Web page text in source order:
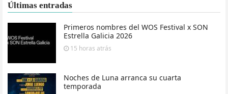
Últimas entradas
Primeros nombres del WOS Festival x SON
Estrella Galicia 2026
15 horas atrás
Noches de Luna arranca su cuarta
temporada